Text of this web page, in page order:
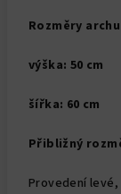
Rozměry
výška: 50 cm
šířka: 60 cm
Přibližný
Provedení